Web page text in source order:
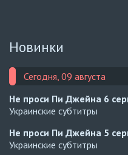
Новинки
Сегодня, 09 августа
Не проси Пи Джейна 6
Украинские субтитры
Не проси Пи Джейна 5
Украинские субтитры